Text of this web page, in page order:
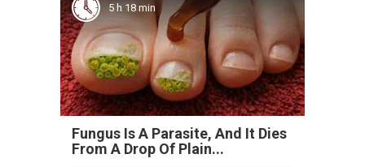
5 h 18 min
Fungus Is A Parasite, And It Dies
From A Drop Of Plain...